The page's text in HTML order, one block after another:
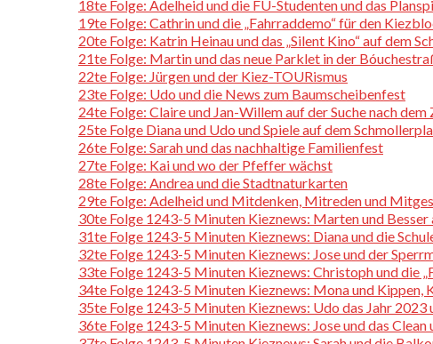
18te Folge: Adelheid und die FU-Studenten und das
19te Folge: Cathrin und die „Fahrraddemo“ für den
20te Folge: Katrin Heinau und das „Silent Kino“ auf dem
21te Folge: Martin und das neue Parklet in der
22te Folge: Jürgen und der Kiez-TOURismus
23te Folge: Udo und die News zum Baumscheibenfest
24te Folge: Claire und Jan-Willem auf der Suche nach
25te Folge Diana und Udo und Spiele auf dem
26te Folge: Sarah und das nachhaltige Familienfest
27te Folge: Kai und wo der Pfeffer wächst
28te Folge: Andrea und die Stadtnaturkarten
29te Folge: Adelheid und Mitdenken, Mitreden und
30te Folge 1243-5 Minuten Kieznews: Marten und Besser
31te Folge 1243-5 Minuten Kieznews: Diana und die
32te Folge 1243-5 Minuten Kieznews: Jose und der
33te Folge 1243-5 Minuten Kieznews: Christoph und die
34te Folge 1243-5 Minuten Kieznews: Mona und Kippen,
35te Folge 1243-5 Minuten Kieznews: Udo das Jahr
36te Folge 1243-5 Minuten Kieznews: Jose und das